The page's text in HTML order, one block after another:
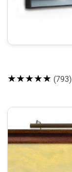
★★★★★ (793)